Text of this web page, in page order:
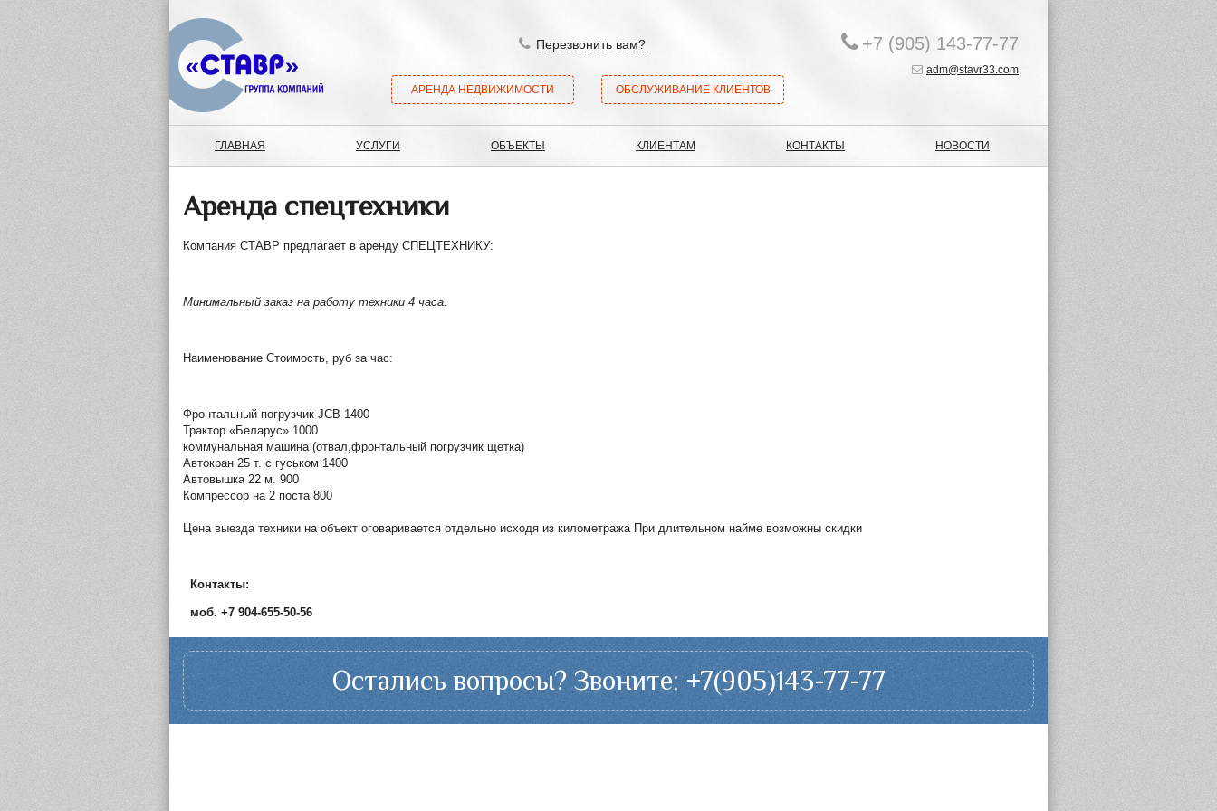
+7 (905) 143-77-77
adm@stavr33.com
Перезвонить вам?
АРЕНДА НЕДВИЖИМОСТИ ОБСЛУЖИВАНИЕ КЛИЕНТОВ
ГЛАВНАЯ УСЛУГИ ОБЪЕКТЫ КЛИЕНТАМ КОНТАКТЫ НОВОСТИ
Аренда спецтехники
Компания СТАВР предлагает в аренду СПЕЦТЕХНИКУ:
Минимальный заказ на работу техники 4 часа.
Наименование Стоимость, руб за час:
Фронтальный погрузчик JCB 1400
Трактор «Беларус» 1000
коммунальная машина (отвал,фронтальный погрузчик щетка)
Автокран 25 т. с гуськом 1400
Автовышка 22 м. 900
Компрессор на 2 поста 800
Цена выезда техники на объект оговаривается отдельно исходя из километража При длительном найме возможны скидки
Контакты:
моб. +7 904-655-50-56
Остались вопросы? Звоните: +7(905)143-77-77